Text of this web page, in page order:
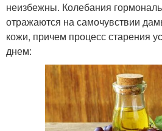
неизбежны. Колебания
отражаются на самочувствии
кожи, причем процесс старения
днем: